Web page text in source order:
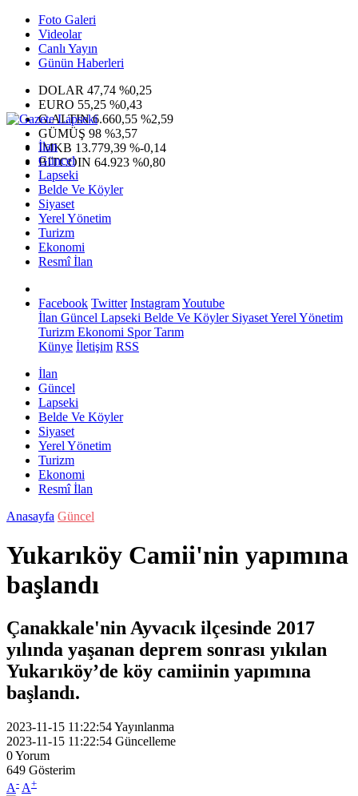
Foto Galeri
Videolar
Canlı Yayın
Günün Haberleri
DOLAR 47,74 %0,25
EURO 55,25 %0,43
G.ALTIN6.660,55 %2,59
GÜMÜŞ 98 %3,57
IMKB 13.779,39 %-0,14
BITCOIN 64.923 %0,80
İlan
Güncel
Lapseki
Belde Ve Köyler
Siyaset
Yerel Yönetim
Turizm
Ekonomi
Resmî İlan
Facebook Twitter InstagramYoutube
İlan Güncel Lapseki Belde Ve KöylerSiyasetYerel Yönetim
Turizm Ekonomi SporTarım
Künye İletişim RSS
İlan
Güncel
Lapseki
Belde Ve Köyler
Siyaset
Yerel Yönetim
Turizm
Ekonomi
Resmî İlan
Anasayfa Güncel
Yukarıköy Camii'nin yapımına
başlandı
Çanakkale'nin Ayvacık ilçesinde 2017
yılında yaşanan deprem sonrası yıkılan
Yukarıköy’de köy camiinin yapımına
başlandı.
2023-11-15 11:22:54Yayınlanma
2023-11-15 11:22:54 Güncelleme
0Yorum
649 Gösterim
A- A+